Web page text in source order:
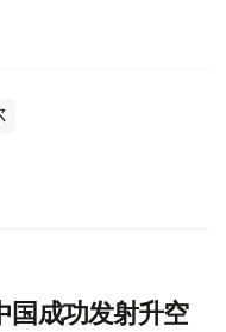
国成功发射升空